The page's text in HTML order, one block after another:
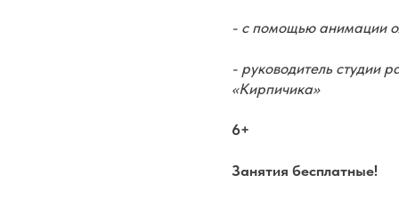
- с помощью анимации
- руководитель студии
«Кирпичика»
6+
Занятия бесплатные!